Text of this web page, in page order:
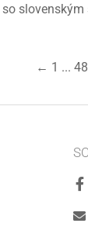
so slovenským
← 1 ... 48